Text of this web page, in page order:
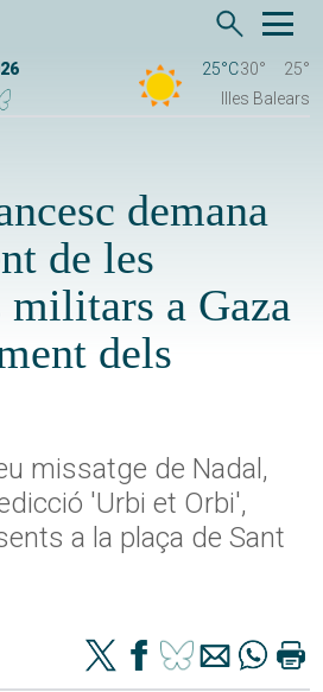
25°C30°
25°
Illes Balears
demana
de les
militars a Gaza
dels
missatge de Nadal,
'Urbi et Orbi',
a la plaça de Sant